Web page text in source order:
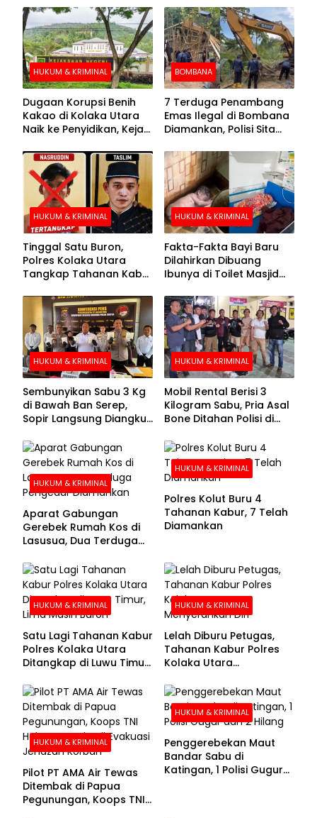
HUKUM & KRIMINAL
Dugaan Korupsi Benih
Kakao di Kolaka Utara
Naik ke Penyidikan, Kejari
BOMBANA
7 Terduga Penambang
Emas Ilegal di Bombana
Diamankan, Polisi Sita
Crusher
HUKUM & KRIMINAL
Tinggal Satu Buron,
Polres Kolaka Utara
Tangkap Tahanan Kabur
Pengejaran
HUKUM & KRIMINAL
Fakta-Fakta Bayi Baru
Dilahirkan Dibuang
Ibunya di Toilet Masjid
HUKUM & KRIMINAL
Sembunyikan Sabu 3 Kg
di Bawah Ban Serep,
Sopir Langsung Diangkut
HUKUM & KRIMINAL
Mobil Rental Berisi 3
Kilogram Sabu, Pria Asal
Bone Ditahan Polisi di
HUKUM & KRIMINAL
Aparat Gabungan
Gerebek Rumah Kos di
Lasusua, Dua Terduga
HUKUM & KRIMINAL
Polres Kolut Buru 4
Tahanan Kabur, 7 Telah
Diamankan
HUKUM & KRIMINAL
Satu Lagi Tahanan Kabur
Polres Kolaka Utara
Ditangkap di Luwu Timur,
HUKUM & KRIMINAL
Lelah Diburu Petugas,
Tahanan Kabur Polres
Kolaka Utara
HUKUM & KRIMINAL
Pilot PT AMA Air Tewas
Ditembak di Papua
Pegunungan, Koops TNI
HUKUM & KRIMINAL
Penggerebekan Maut
Bandar Sabu di
Katingan, 1 Polisi Gugur